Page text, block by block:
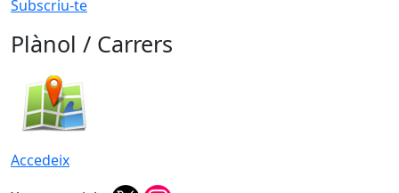
Subscriu-te
Plànol / Carrers
Accedeix